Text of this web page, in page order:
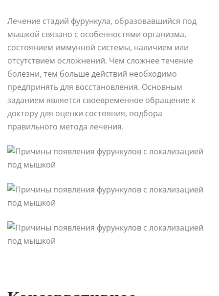
Лечение стадий фурункула, образовавшийся под
мышкой связано с особенностями организма,
состоянием иммунной системы, наличием или
отсутствием осложнений. Чем сложнее течение
болезни, тем больше действий необходимо
предпринять для восстановления. Основным
заданием является своевременное обращение к
доктору для оценки состояния, подбора
правильного метода лечения.